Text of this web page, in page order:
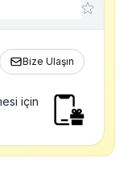
Bize Ulaşın
için